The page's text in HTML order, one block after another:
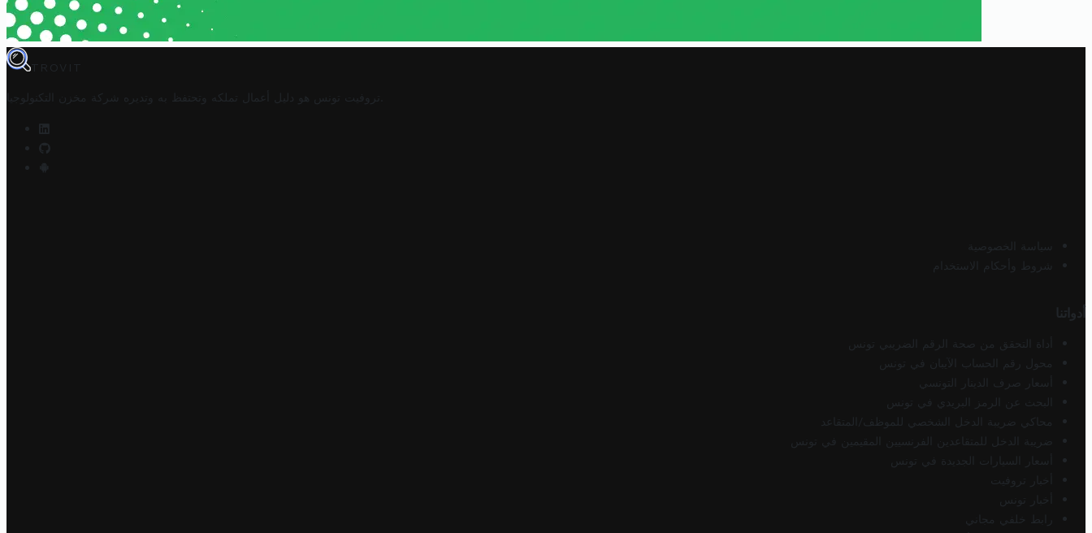
TROVIT
تروفيت تونس هو دليل أعمال تملكه وتحتفظ به وتديره شركة مخزن التكنولوجيا
سياسة الخصوصية
شروط وأحكام الاستخدام
أدواتنا
أداة التحقق من صحة الرقم الضريبي تونس
محول رقم الحساب الآيبان في تونس
أسعار صرف الدينار التونسي
البحث عن الرمز البريدي في تونس
محاكي ضريبة الدخل الشخصي للموظف/المتقاعد
ضريبة الدخل للمتقاعدين الفرنسيين المقيمين في تونس
أسعار السيارات الجديدة في تونس
أخبار تروفيت
أخبار تونس
رابط خلفي مجاني